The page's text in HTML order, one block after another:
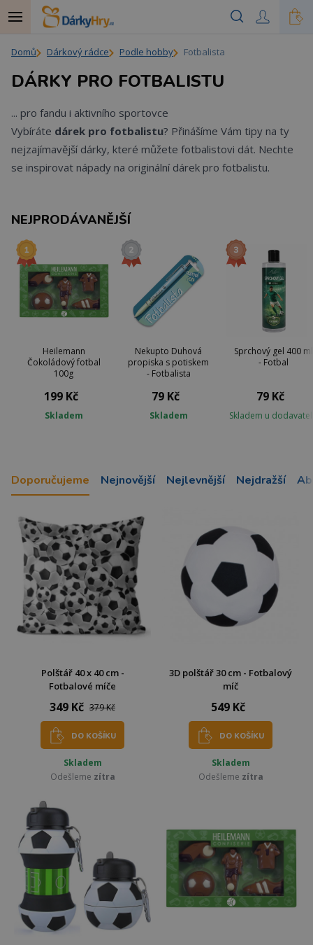
Domů Dárkový rádce Podle hobby Fotbalista
DÁRKY PRO FOTBALISTU
... pro fandu i aktivního sportovce
Vybíráte dárek pro fotbalistu? Přinášíme Vám tipy na ty
nejzajímavější dárky, které můžete fotbalistovi dát. Nechte
se inspirovat nápady na originální dárek pro fotbalistu.
NEJPRODÁVANĚJŠÍ
Heilemann
Čokoládový fotbal
100g
199 Kč
Skladem
Nekupto Duhová
propiska s potiskem
- Fotbalista
79 Kč
Skladem
Sprchový gel 400 ml
- Fotbal
79 Kč
Skladem u
Doporučujeme Nejnovější Nejlevnější Nejdražší
Polštář 40 x 40 cm -
Fotbalové míče
349 Kč 379 Kč
DO KOŠÍKU
Skladem
Odešleme zítra
3D polštář 30 cm - Fotbalový
míč
549 Kč
DO KOŠÍKU
Skladem
Odešleme zítra